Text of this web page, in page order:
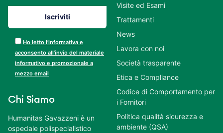
Ho letto l’informativa e
acconsento all’invio del materiale
informativo e promozionale a
mezzo email
Chi Siamo
Humanitas Gavazzeni è un
ospedale polispecialistico
Visite ed Esami
Trattamenti
News
Lavora con noi
Società trasparente
Etica e Compliance
Codice di Comportamento per
i Fornitori
Politica qualità sicurezza e
ambiente (QSA)